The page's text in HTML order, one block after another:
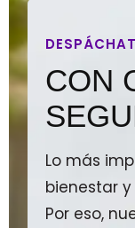
CON
Lo más
bienestar
Por eso,